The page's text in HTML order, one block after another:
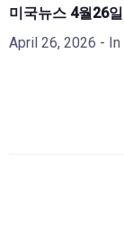
미국뉴스 4월26일
April 26, 2026 - In